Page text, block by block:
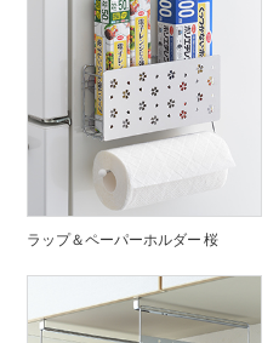
ラップ＆ペーパーホルダー 桜